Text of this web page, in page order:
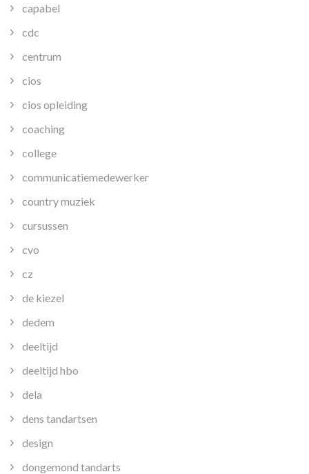
capabel
cdc
centrum
cios
cios opleiding
coaching
college
communicatiemedewerker
country muziek
cursussen
cvo
cz
de kiezel
dedem
deeltijd
deeltijd hbo
dela
dens tandartsen
design
dongemond tandarts